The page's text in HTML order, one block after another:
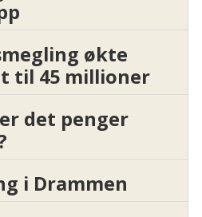
økte
til 45 millioner
det penger
i Drammen